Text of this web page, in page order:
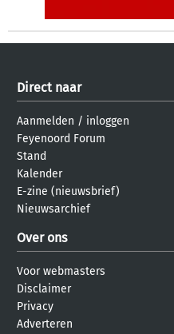
Direct naar
Aanmelden / inloggen
Feyenoord Forum
Stand
Kalender
E-zine (nieuwsbrief)
Nieuwsarchief
Over ons
Voor webmasters
Disclaimer
Privacy
Adverteren